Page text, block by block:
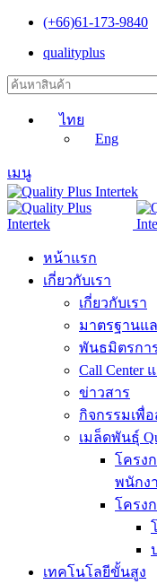
(+66)61-173-9840
qualityplus
ไทย
Eng
เมนู
หน้าแรก
เกี่ยวกับเรา
เกี่ยวกับเรา
มาตรฐานแ
พันธมิตรกา
Call Center
ข่าวสาร
กิจกรรมเพื่
เมล็ดพันธุ์
โครง
พนักง
โครง
เทคโนโลยีขั้นสูง